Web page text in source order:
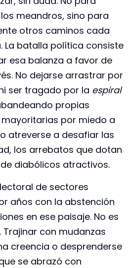
meandros, sino para
otros caminos cada
La batalla política consiste
esa balanza a favor de
No dejarse arrastrar por
ser tragado por la espiral
propias
por miedo a
atreverse a desafiar las
los arrebatos que dotan
diabólicos atractivos.
de sectores
años con la abstención
en ese paisaje. No es
con mudanzas
creencia o desprenderse
se abrazó con